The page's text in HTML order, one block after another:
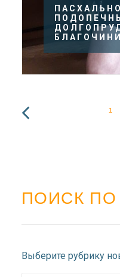
1
ПОИСК ПО
Выберите рубрику